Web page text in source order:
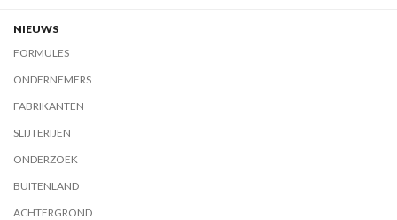
NIEUWS
FORMULES
ONDERNEMERS
FABRIKANTEN
SLIJTERIJEN
ONDERZOEK
BUITENLAND
ACHTERGROND